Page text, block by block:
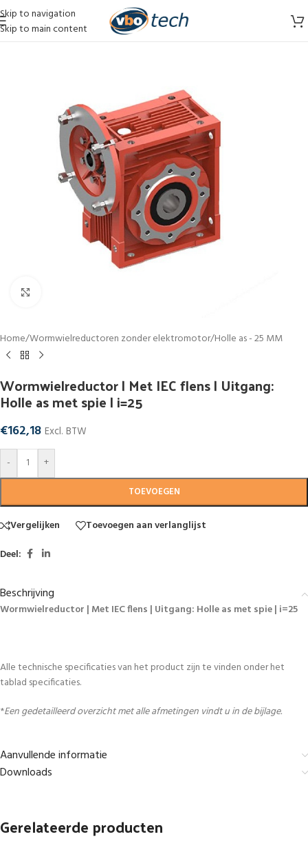
Skip to navigation
Skip to main content
Home/Wormwielreductoren zonder elektromotor/Holle as - 25 MM
Wormwielreductor | Met IEC flens | Uitgang:
Holle as met spie | i=25
€162,18 Excl. BTW
-
+
TOEVOEGEN
Vergelijken
Toevoegen aan verlanglijst
Deel:
Beschrijving
Wormwielreductor | Met IEC flens | Uitgang: Holle as met spie | i=25
Alle technische specificaties van het product zijn te vinden onder het
tablad specificaties.
*Een gedetailleerd overzicht met alle afmetingen vindt u in de bijlage.
Aanvullende informatie
Downloads
Gerelateerde producten